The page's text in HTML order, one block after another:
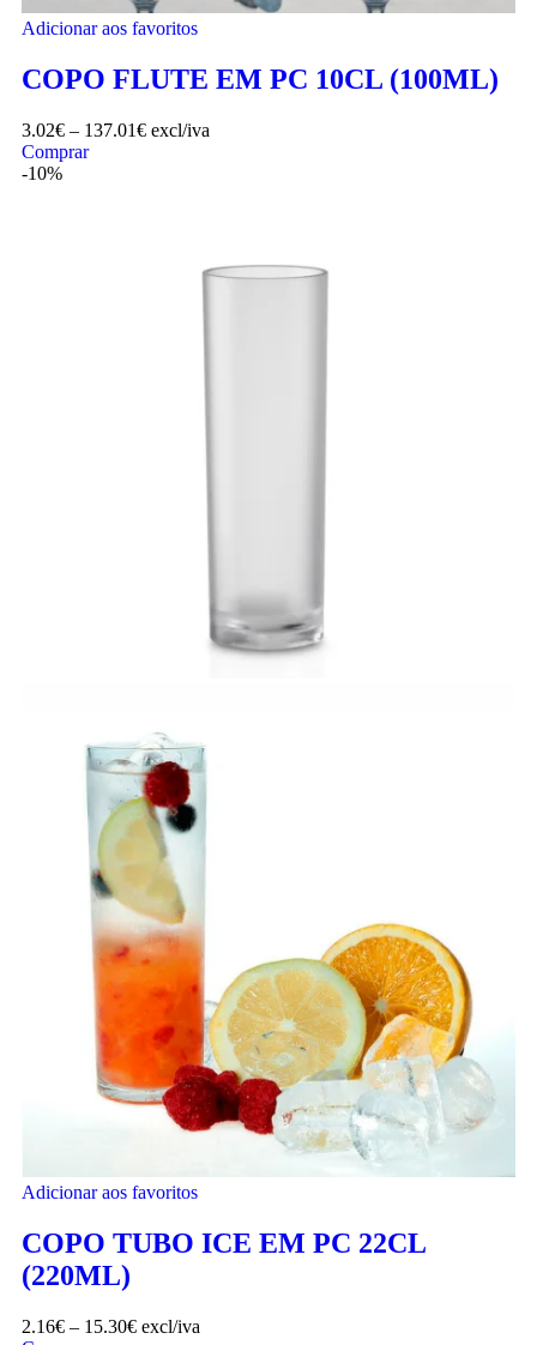
Adicionar aos favoritos
COPO FLUTE EM PC 10CL (100ML)
3.02€ – 137.01€ excl/iva
Comprar
-10%
Adicionar aos favoritos
COPO TUBO ICE EM PC 22CL
(220ML)
2.16€ – 15.30€ excl/iva